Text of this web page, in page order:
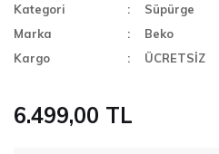
Kategori
Süpürge
Marka
Beko
Kargo
ÜCRETSİZ
6.499,00 TL